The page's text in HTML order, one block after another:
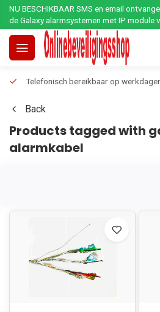
NU BESCHIKBAAR SMS en email
de Galaxy alarmsystemen met IP module
Telefonisch bereikbaar op
Back
Products tagged with
alarmkabel